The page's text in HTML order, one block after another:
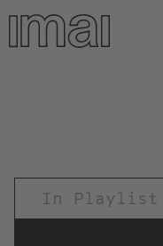
Direkt
zum
Inhalt